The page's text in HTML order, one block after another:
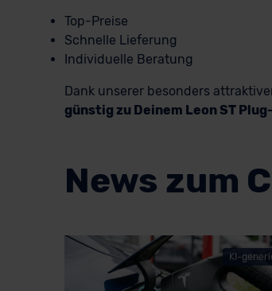
Top-Preise
Schnelle Lieferung
Individuelle Beratung
Dank unserer besonders
günstig zu Deinem Leon ST
News zum
KI-